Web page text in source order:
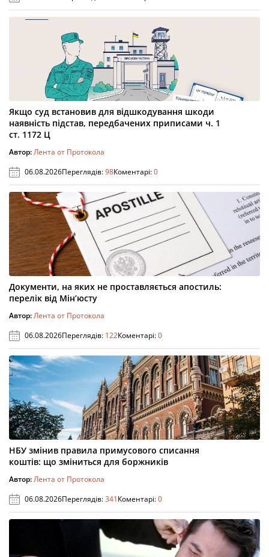
Якщо суд встановив для відшкодування шкоди
наявність підстав, передбачених приписами ч. 1
ст. 1172 Ц
Автор:Лента от Протокола
06.08.2026Переглядів:98Коментарі:0
Документи, на яких не проставляється апостиль:
перелік від Мін’юсту
Автор:Лента от Протокола
06.08.2026Переглядів: 122Коментарі:0
НБУ змінив правила примусового списання
коштів: що зміниться для боржників
Автор:Лента от Протокола
06.08.2026Переглядів:341Коментарі:0